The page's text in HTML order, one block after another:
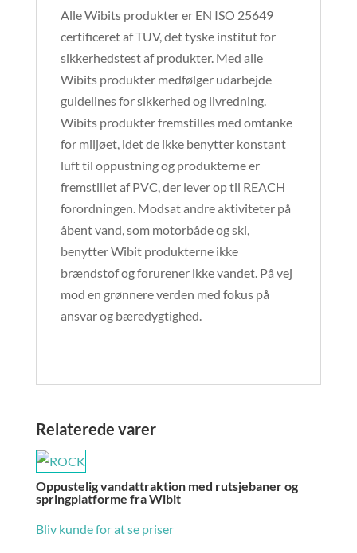
Alle Wibits produkter er EN ISO 25649
certificeret af TUV, det tyske institut for
sikkerhedstest af produkter. Med alle
Wibits produkter medfølger udarbejde
guidelines for sikkerhed og livredning.
Wibits produkter fremstilles med omtanke
for miljøet, idet de ikke benytter konstant
luft til oppustning og produkterne er
fremstillet af PVC, der lever op til REACH
forordningen. Modsat andre aktiviteter på
åbent vand, som motorbåde og ski,
benytter Wibit produkterne ikke
brændstof og forurener ikke vandet. På vej
mod en grønnere verden med fokus på
ansvar og bæredygtighed.
Relaterede varer
Oppustelig vandattraktion med rutsjebaner og
springplatforme fra Wibit
Bliv kunde for at se priser